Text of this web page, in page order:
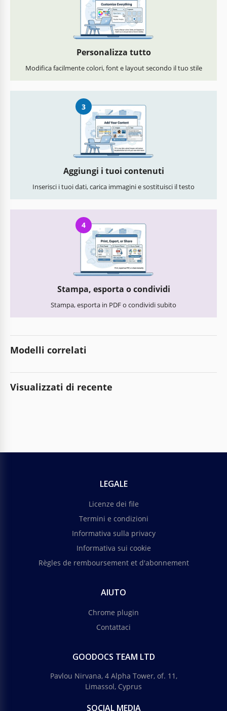
Personalizza tutto
Modifica facilmente colori, font e layout secondo il tuo stile
3
Aggiungi i tuoi contenuti
Inserisci i tuoi dati, carica immagini e sostituisci il testo
4
Stampa, esporta o condividi
Stampa, esporta in PDF o condividi subito
Modelli correlati
Visualizzati di recente
LEGALE
Licenze dei file
Termini e condizioni
Informativa sulla privacy
Informativa sui cookie
Règles de remboursement et d'abonnement
AIUTO
Chrome plugin
Contattaci
GOODOCS TEAM LTD
Pavlou Nirvana, 4 Alpha Tower, of. 11,
Limassol, Cyprus
SOCIAL MEDIA